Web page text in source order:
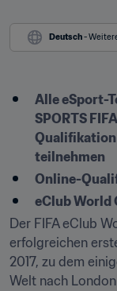
Deutsch -
Alle eSport-
SPORTS
Qualifikation
teilnehmen
Online-
eClub World
Der FIFA eClub
erfolgreichen
2017, zu dem
Welt nach